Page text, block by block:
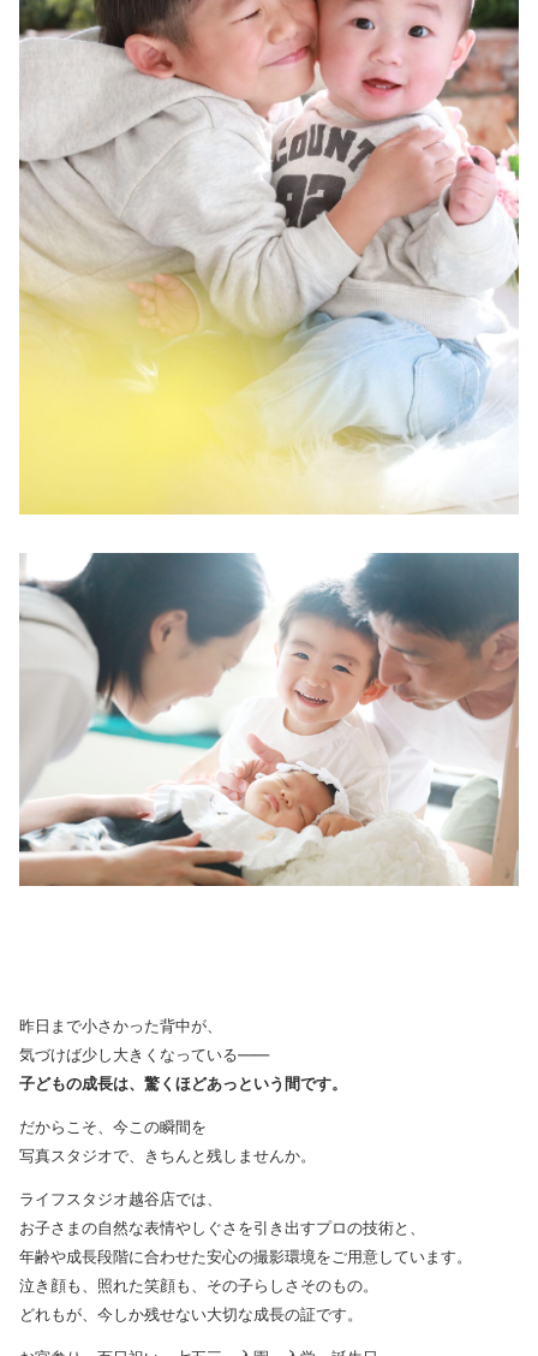
昨日まで小さかった背中が、
気づけば少し大きくなっている——
子どもの成長は、驚くほどあっという間です。
だからこそ、今この瞬間を
写真スタジオで、きちんと残しませんか。
ライフスタジオ越谷店では、
お子さまの自然な表情やしぐさを引き出すプロの技術と、
年齢や成長段階に合わせた安心の撮影環境をご用意しています。
泣き顔も、照れた笑顔も、その子らしさそのもの。
どれもが、今しか残せない大切な成長の証です。